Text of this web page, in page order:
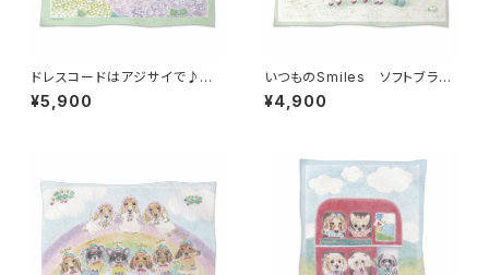
ドレスコードはアジサイで♪／
ソフトブランケット(オーダー)
¥5,900
いつものSmiles ソフトブラン
ケット
¥4,900